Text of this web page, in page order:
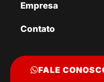
Empresa
Contato
FALE